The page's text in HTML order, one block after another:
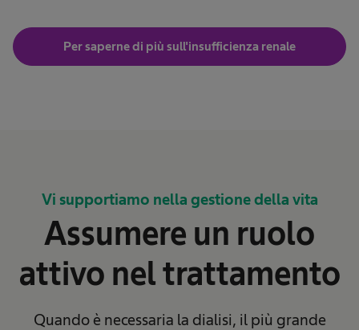
Per saperne di più sull'insufficienza renale
Vi supportiamo nella gestione della vita
Assumere un ruolo
attivo nel trattamento
Quando è necessaria la dialisi, il più grande